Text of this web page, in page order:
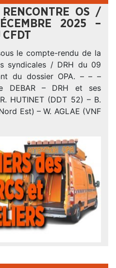
OS /
2025 –
CFDT
le compte-rendu de la
syndicales / DRH du 09
du dossier OPA. – – –
DEBAR – DRH et ses
HUTINET (DDT 52) – B.
Est) – W. AGLAE (VNF